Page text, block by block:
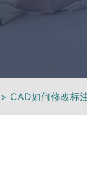
> CAD如何修改标